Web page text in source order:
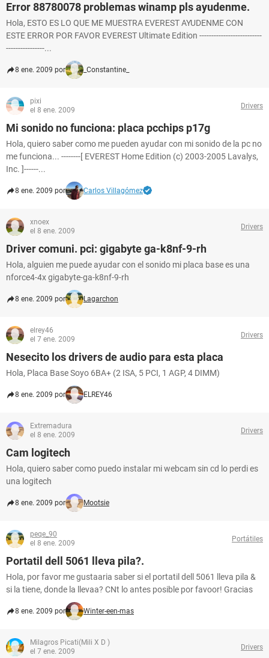
Error 88780078 problemas winamp pls ayudenme.
Hola, ESTO ES LO QUE ME MUESTRA EVEREST AYUDENME CON
ESTE ERROR POR FAVOR EVEREST Ultimate Edition --------------------------
----------------...
8 ene. 2009 por _Constantine_
pixi
el 8 ene. 2009
Drivers
Mi sonido no funciona: placa pcchips p17g
Hola, quiero saber como me pueden ayudar con mi sonido de la pc no
me funciona... --------[ EVEREST Home Edition (c) 2003-2005 Lavalys,
Inc. ]------...
8 ene. 2009 por Carlos Villagómez
xnoex
el 8 ene. 2009
Drivers
Driver comuni. pci: gigabyte ga-k8nf-9-rh
Hola, alguien me puede ayudar con el sonido mi placa base es una
nforce4-4x gigabyte-ga-k8nf-9-rh
8 ene. 2009 por Lagarchon
elrey46
el 7 ene. 2009
Drivers
Nesecito los drivers de audio para esta placa
Hola, Placa Base Soyo 6BA+ (2 ISA, 5 PCI, 1 AGP, 4 DIMM)
8 ene. 2009 por ELREY46
Extremadura
el 8 ene. 2009
Drivers
Cam logitech
Hola, quiero saber como puedo instalar mi webcam sin cd lo perdi es
una logitech
8 ene. 2009 por Mootsie
peqe_90
el 8 ene. 2009
Portátiles
Portatil dell 5061 lleva pila?.
Hola, por favor me gustaaria saber si el portatil dell 5061 lleva pila &
si la tiene, donde la llevaa? CNt lo antes posible por favoor! Gracias
8 ene. 2009 por Winter-een-mas
Milagros Picati(Mili X D )
el 7 ene. 2009
Drivers